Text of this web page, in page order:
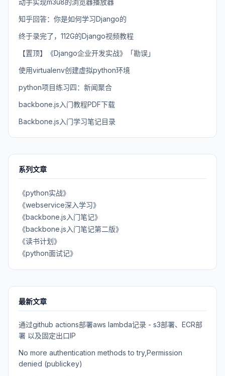
动手实现m3u8的浏览器播放器
知乎回答：你是如何学习Django的
终于录完了，112G的Django视频教程
【置顶】《Django企业开发实战》「勘误」
使用virtualenv创建虚拟python环境
python项目练习四：新闻聚合
backbone.js入门教程PDF下载
Backbone.js入门学习笔记目录
系列文章
《python实战》
《webservice深入学习》
《backbone.js入门笔记》
《backbone.js入门笔记第二版》
《读书计划》
《python面试记》
最新文章
通过github actions部署aws lambda记录 - s3部署、ECR部
署 以及固定出口IP
No more authentication methods to try,Permission
denied (publickey)